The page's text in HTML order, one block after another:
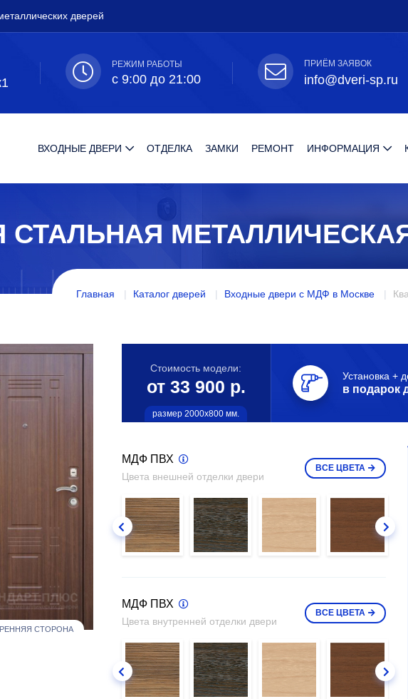
дверей
РЕЖИМ РАБОТЫ
с 9:00 до 21:00
ПРИЁМ ЗАЯВОК
info@dveri-sp.ru
ВХОДНЫЕ ДВЕРИ ОТДЕЛКА ЗАМКИ РЕМОНТ ИНФОРМАЦИЯ
СТАЛЬНАЯ
Главная Каталог дверей Входные двери с МДФ в Москве
СТОРОНА
Стоимость модели:
от 33 900 р.
размер 2000х800 мм.
Установка +
в подарок
МДФ ПВХ
Цвета внешней отделки двери
ВСЕ ЦВЕТА
МДФ ПВХ
Цвета внутренней отделки двери
ВСЕ ЦВЕТА